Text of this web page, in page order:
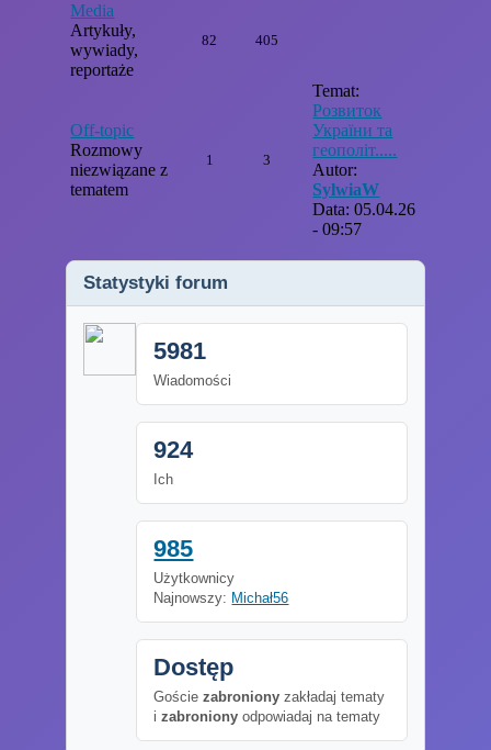
Media
Artykuły,
wywiady,
reportaże
82 405
Off-topic
Rozmowy
niezwiązane z
tematem
1 3
Temat:
Розвиток
України та
геополіт.....
Autor:
SylwiaW
Data: 05.04.26
- 09:57
Statystyki forum
5981
Wiadomości
924
Ich
985
Użytkownicy
Najnowszy: Michał56
Dostęp
Gościezabroniony zakładaj tematy
izabroniony odpowiadaj na tematy